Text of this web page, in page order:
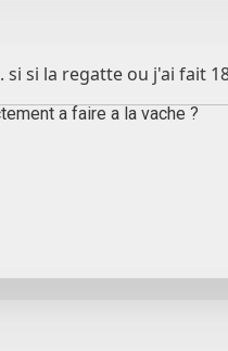
si si la regatte ou j'ai fait
a faire a la vache ?